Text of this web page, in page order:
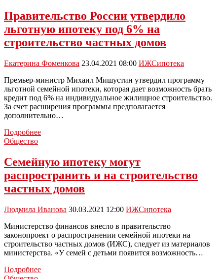
вступит
в
механизм
строительства
домов
Правительство России утвердило
льготную ипотеку под 6% на
строительство частных домов
Екатерина Фоменкова 23.04.2021 08:00 ИЖСипотека
Премьер-министр Михаил Мишустин утвердил программу
льготной семейной ипотеки, которая дает возможность брать
кредит под 6% на индивидуальное жилищное строительство.
За счет расширения программы предполагается
дополнительно…
ПодробнееПравительство
ипотеку
под
на
частных
Общество
Семейную ипотеку могут
распространить и на строительство
частных домов
Людмила Иванова 30.03.2021 12:00 ИЖСипотека
Министерство финансов внесло в правительство
законопроект о распространении семейной ипотеки на
строительство частных домов (ИЖС), следует из материалов
министерства. «У семей с детьми появится возможность…
ПодробнееСемейную